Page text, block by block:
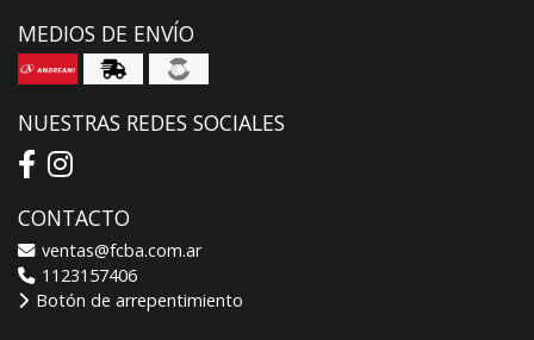
MEDIOS DE ENVÍO
NUESTRAS REDES SOCIALES
CONTACTO
ventas@fcba.com.ar
1123157406
Botón de arrepentimiento